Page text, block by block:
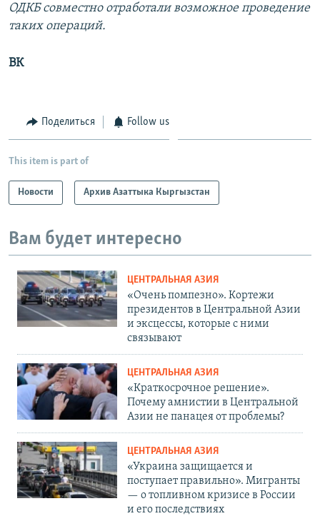
ОДКБ совместно отработали возможное проведение
таких операций.
ВК
Поделиться Follow us
This item is part of
Новости Архив Азаттыка Кыргызстан
Вам будет интересно
ЦЕНТРАЛЬНАЯ АЗИЯ
«Очень помпезно». Кортежи
президентов в Центральной Азии
и эксцессы, которые с ними
связывают
ЦЕНТРАЛЬНАЯ АЗИЯ
«Краткосрочное решение».
Почему амнистии в Центральной
Азии не панацея от проблемы?
ЦЕНТРАЛЬНАЯ АЗИЯ
«Украина защищается и
поступает правильно». Мигранты
— о топливном кризисе в России
и его последствиях